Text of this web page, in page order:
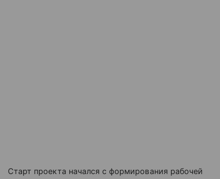
Старт проекта начался с формирования рабочей